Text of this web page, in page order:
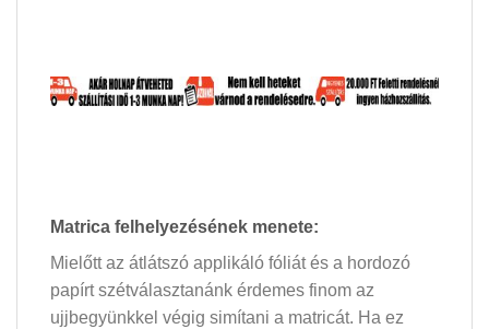
Matrica felhelyezésének menete:
Mielőtt az átlátszó applikáló fóliát és a hordozó
papírt szétválasztanánk érdemes finom az
ujjbegyünkkel végig simítani a matricát. Ha ez